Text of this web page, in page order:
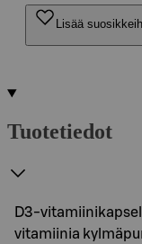
Lisää
Tuotetiedot
D3-
vitamiinia